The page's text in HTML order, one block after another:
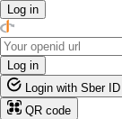
Log in
Log in
Login with Sber ID
QR code